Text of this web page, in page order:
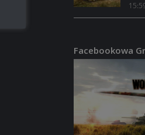
Facebookowa